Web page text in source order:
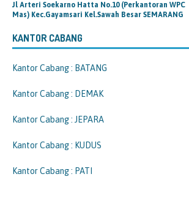
Jl Arteri Soekarno Hatta No.10 (Perkantoran WPC
Mas) Kec.Gayamsari Kel.Sawah Besar SEMARANG
KANTOR CABANG
Kantor Cabang : BATANG
Kantor Cabang : DEMAK
Kantor Cabang : JEPARA
Kantor Cabang : KUDUS
Kantor Cabang : PATI